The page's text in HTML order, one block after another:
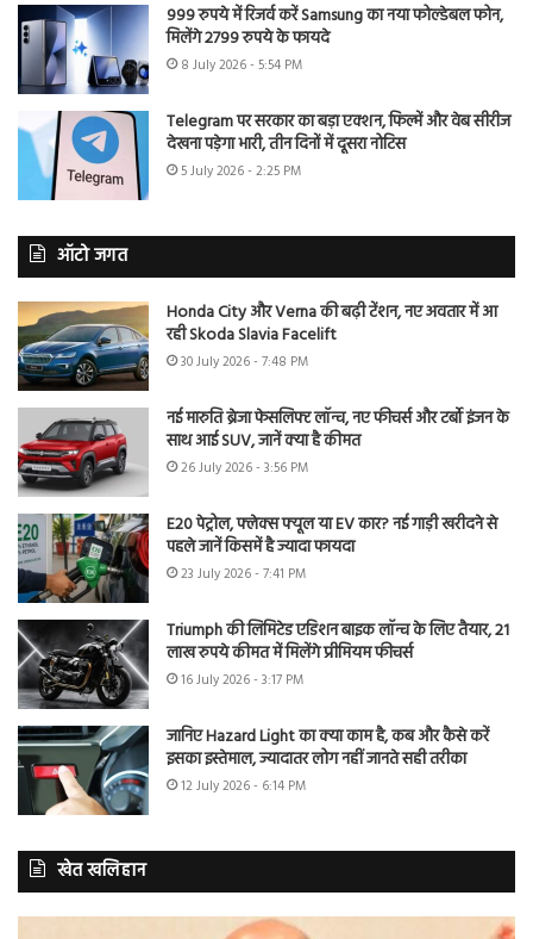
999 रुपये में रिजर्व करें Samsung का नया फोल्डेबल फोन,
मिलेंगे 2799 रुपये के फायदे
8 July 2026 - 5:54 PM
Telegram पर सरकार का बड़ा एक्शन, फिल्में और वेब सीरीज
देखना पड़ेगा भारी, तीन दिनों में दूसरा नोटिस
5 July 2026 - 2:25 PM
ऑटो जगत
Honda City और Verna की बढ़ी टेंशन, नए अवतार में आ
रही Skoda Slavia Facelift
30 July 2026 - 7:48 PM
नई मारुति ब्रेजा फेसलिफ्ट लॉन्च, नए फीचर्स और टर्बो इंजन के
साथ आई SUV, जानें क्या है कीमत
26 July 2026 - 3:56 PM
E20 पेट्रोल, फ्लेक्स फ्यूल या EV कार? नई गाड़ी खरीदने से
पहले जानें किसमें है ज्यादा फायदा
23 July 2026 - 7:41 PM
Triumph की लिमिटेड एडिशन बाइक लॉन्च के लिए तैयार, 21
लाख रुपये कीमत में मिलेंगे प्रीमियम फीचर्स
16 July 2026 - 3:17 PM
जानिए Hazard Light का क्या काम है, कब और कैसे करें
इसका इस्तेमाल, ज्यादातर लोग नहीं जानते सही तरीका
12 July 2026 - 6:14 PM
खेत खलिहान